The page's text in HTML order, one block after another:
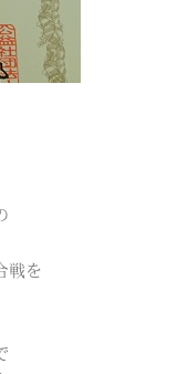
戦を